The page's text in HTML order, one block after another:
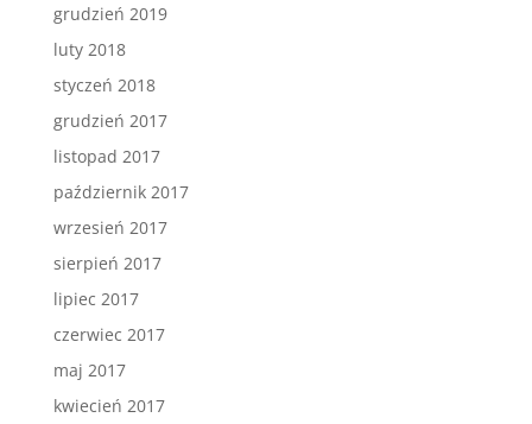
grudzień 2019
luty 2018
styczeń 2018
grudzień 2017
listopad 2017
październik 2017
wrzesień 2017
sierpień 2017
lipiec 2017
czerwiec 2017
maj 2017
kwiecień 2017